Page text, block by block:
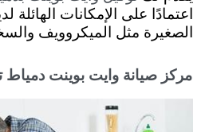
اعتمادًا على الإمكانات الهائلة
الصغيرة مثل الميكروويف
مركز صيانة وايت بوينت دمياط